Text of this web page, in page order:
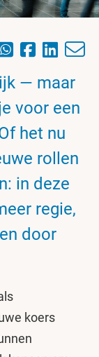
— maar
voor een
het nu
rollen
in deze
regie,
door
koers